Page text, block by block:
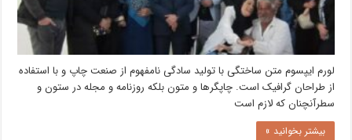
لورم ایپسوم متن ساختگی با تولید سادگی نامفهوم از صنعت چاپ و با استفاده
از طراحان گرافیک است. چاپگرها و متون بلکه روزنامه و مجله در ستون و
سطرآنچنان که لازم است
بیشتر بخوانید »